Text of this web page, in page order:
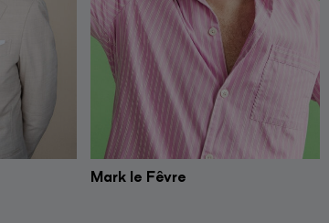
Mark le Fêvre